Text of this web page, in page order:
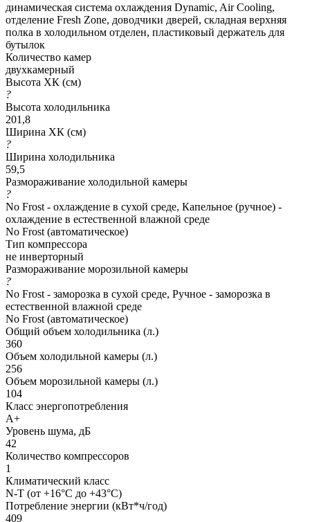
динамическая система охлаждения Dynamic, Air Cooling,
отделение Fresh Zone, доводчики дверей, складная верхняя
полка в холодильном отделен, пластиковый держатель для
бутылок
Количество камер
двухкамерный
Высота ХК (см)
?
Высота холодильника
201,8
Ширина ХК (см)
?
Ширина холодильника
59,5
Размораживание холодильной камеры
?
No Frost - охлаждение в сухой среде, Капельное (ручное) -
охлаждение в естественной влажной среде
No Frost (автоматическое)
Тип компрессора
не инверторный
Размораживание морозильной камеры
?
No Frost - заморозка в сухой среде, Ручное - заморозка в
естественной влажной среде
No Frost (автоматическое)
Общий объем холодильника (л.)
360
Объем холодильной камеры (л.)
256
Объем морозильной камеры (л.)
104
Класс энергопотребления
A+
Уровень шума, дБ
42
Количество компрессоров
1
Климатический класс
N-T (от +16°C до +43°C)
Потребление энергии (кВт*ч/год)
409